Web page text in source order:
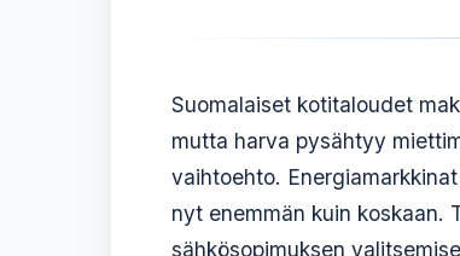
Suomalaiset kotitaloudet
mutta harva pysähtyy
vaihtoehto.
nyt enemmän kuin koskaan.
sähkösopimuksen